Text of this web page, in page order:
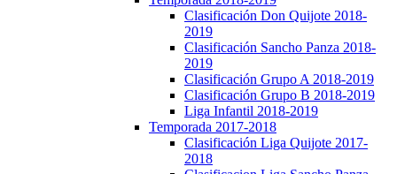
Clasificación Don Quijote 2018-
2019
Clasificación Sancho Panza 2018-
2019
Clasificación Grupo A 2018-2019
Clasificación Grupo B 2018-2019
Liga Infantil 2018-2019
Temporada 2017-2018
Clasificación Liga Quijote 2017-
2018